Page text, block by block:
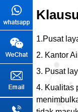
1.Pusat
2. Kantor
3. Pusat
4. Kualitas